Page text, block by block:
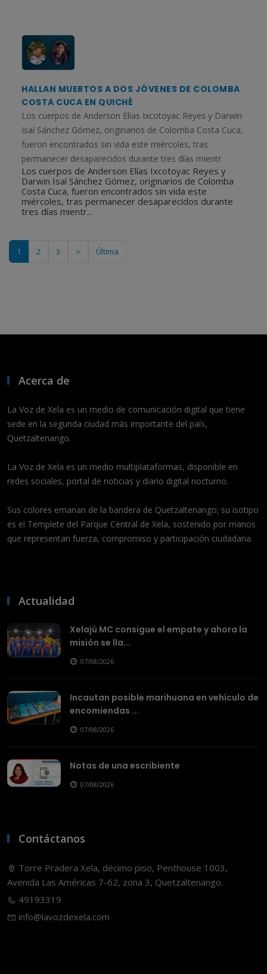
HALLAN MUERTOS A DOS JÓVENES DE COLOMBA
COSTA CUCA EN QUICHÉ
Los cuerpos de Anderson Elías Ixcotoyac Reyes y Darwin
Isaí Sánchez Gómez, originarios de Colomba Costa Cuca,
fueron encontrados sin vida este miércoles, tras
permanecer desaparecidos durante tres días mientr
Los cuerpos de Anderson Elías Ixcotoyac Reyes y
Darwin Isaí Sánchez Gómez, originarios de Colomba
Costa Cuca, fueron encontrados sin vida este
miércoles, tras permanecer desaparecidos durante
tres días mientr...
1 2 3 > Última
Acerca de
La Voz de Xela es un medio de comunicación digital que tiene
sede en la segunda ciudad más importante del país,
Quetzaltenango.
La Voz de Xela es un medio multiplataformas, disponible en
redes sociales, portal de noticias y diario digital nocturno.
Sus colores emanan de la bandera de Quetzaltenango; su isotipo
es el Templete del Parque Central de Xela, sostenido por manos
que representan fuerza, compromiso y participación ciudadana.
Actualidad
Xelajú MC consigue el empate y ahora la
misión se lla...
07/08/2026
Incautan posible marihuana en vehículo de
encomiendas ...
07/08/2026
Notas de una escribiente
07/08/2026
Contáctanos
Torre Pradera Xela, décimo piso, Penthouse 1003,
Avenida Las Américas 7-62, zona 3, Quetzaltenango.
49193319
info@lavozdexela.com